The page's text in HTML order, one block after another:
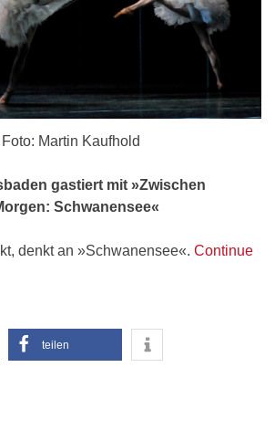
Foto: Martin Kaufhold
gastiert mit »Zwischen
Schwanensee«
denkt an »Schwanensee«. Continue
teilen